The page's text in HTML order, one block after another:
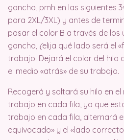
gancho, pmh en las siguientes
para 2XL/3XL) y antes de
pasar el color B a través de los
gancho, (elija qué lado será el
trabajo. Dejará el color del hilo
el medio «atrás» de su trabajo.
Recogerá y soltará su hilo en
trabajo en cada fila, ya que
trabajo en cada fila, alternará
equivocado» y el «lado